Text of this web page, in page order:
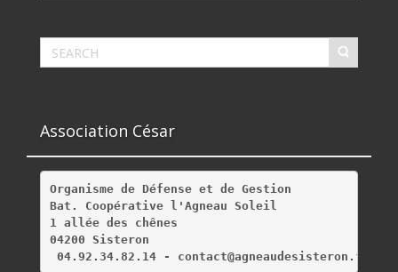
Association César
Organisme de Défense et de Gestion
Bat. Coopérative l'Agneau Soleil
1 allée des chênes
04200 Sisteron
04.92.34.82.14 - contact@agneaudesisteron.fr